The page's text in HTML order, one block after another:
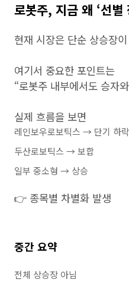
로봇주, 지금 왜 ‘선별
현재 시장은 단순 상승장
여기서 중요한 포인트는
“로봇주 내부에서도 승자
실제 흐름을 보면
레인보우로보틱스 → 단기 하락
두산로보틱스 → 보합
일부 중소형 → 상승
👉 종목별 차별화 발생
중간 요약
전체 상승장 아님